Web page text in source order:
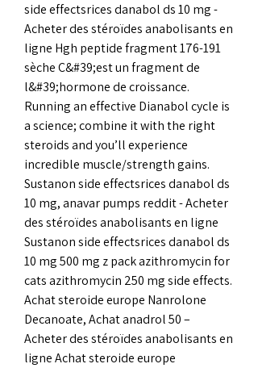
side effectsrices danabol ds 10 mg -
Acheter des stéroïdes anabolisants en
ligne Hgh peptide fragment 176-191
sèche C&#39;est un fragment de
l&#39;hormone de croissance.
Running an effective Dianabol cycle is
a science; combine it with the right
steroids and you’ll experience
incredible muscle/strength gains.
Sustanon side effectsrices danabol ds
10 mg, anavar pumps reddit - Acheter
des stéroïdes anabolisants en ligne
Sustanon side effectsrices danabol ds
10 mg 500 mg z pack azithromycin for
cats azithromycin 250 mg side effects.
Achat steroide europe Nanrolone
Decanoate, Achat anadrol 50 –
Acheter des stéroïdes anabolisants en
ligne Achat steroide europe